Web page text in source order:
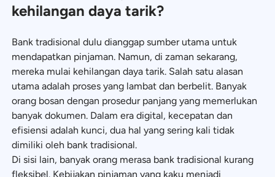
kehilangan daya tarik?
Bank tradisional dulu dianggap sumber utama untuk
mendapatkan pinjaman. Namun, di zaman sekarang,
mereka mulai kehilangan daya tarik. Salah satu alasan
utama adalah proses yang lambat dan berbelit. Banyak
orang bosan dengan prosedur panjang yang memerlukan
banyak dokumen. Dalam era digital, kecepatan dan
efisiensi adalah kunci, dua hal yang sering kali tidak
dimiliki oleh bank tradisional.
Di sisi lain, banyak orang merasa bank tradisional kurang
fleksibel. Kebijakan pinjaman yang kaku menjadi